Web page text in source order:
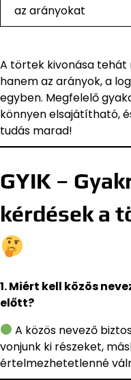
az arányokat
A törtek kivonása
hanem az arányok, a
egyben. Megfelelő
könnyen elsajátítható,
tudás marad!
GYIK –
kérdések a
1. Miért kell közös
előtt?
A közös nevező
vonjunk ki részeket,
értelmezhetetlenné